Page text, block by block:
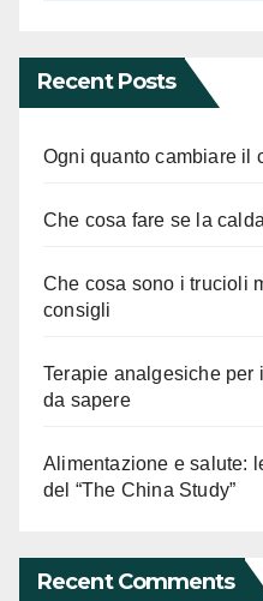
Recent Posts
Ogni quanto cambiare il
Che cosa fare se la
Che cosa sono i trucioli
consigli
Terapie analgesiche
da sapere
Alimentazione e salute:
del “The China Study”
Recent Comments